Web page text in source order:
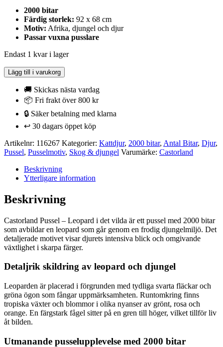
2000 bitar
Färdig storlek: 92 x 68 cm
Motiv: Afrika, djungel och djur
Passar vuxna pusslare
Endast 1 kvar i lager
Castorland
Pussel
Leopard
vilda
bitar
mängd
Lägg till i varukorg
🚚 Skickas nästa vardag
📦 Fri frakt över 800 kr
🔒 Säker betalning med klarna
↩️ 30 dagars öppet köp
Artikelnr: 116267 Kategorier: Kattdjur, 2000 bitar, Antal Bitar, Djur,
Pussel, Pusselmotiv, Skog & djungel Varumärke: Castorland
Beskrivning
Ytterligare information
Beskrivning
Castorland Pussel – Leopard i det vilda är ett pussel med 2000 bitar
som avbildar en leopard som går genom en frodig djungelmiljö. Det
detaljerade motivet visar djurets intensiva blick och omgivande
växtlighet i skarpa färger.
Detaljrik skildring av leopard och djungel
Leoparden är placerad i förgrunden med tydliga svarta fläckar och
gröna ögon som fångar uppmärksamheten. Runtomkring finns
tropiska växter och blommor i olika nyanser av grönt, rosa och
orange. En färgstark fågel sitter på en gren till höger, vilket tillför liv
åt bilden.
Utmanande pusselupplevelse med 2000 bitar